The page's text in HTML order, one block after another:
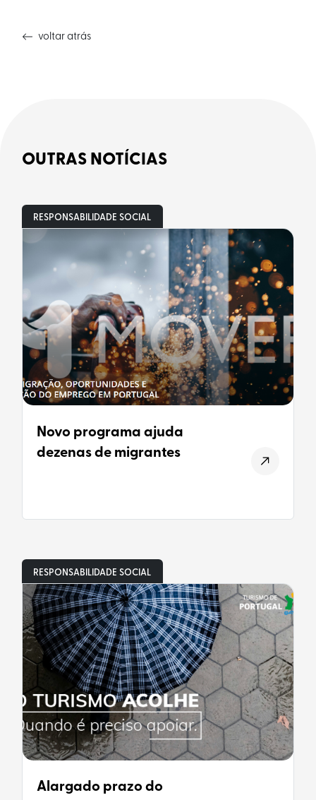
voltar atrás
OUTRAS NOTÍCIAS
RESPONSABILIDADE SOCIAL
Novo programa ajuda
dezenas de migrantes
RESPONSABILIDADE SOCIAL
Alargado prazo do